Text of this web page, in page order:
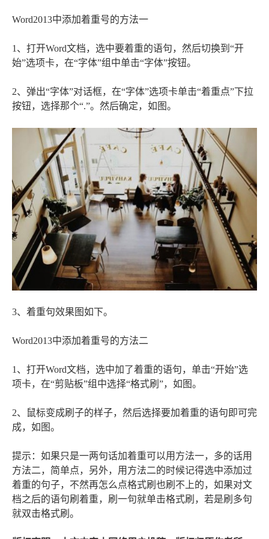
Word2013中添加着重号的方法一
1、打开Word文档，选中要着重的语句，然后切换到“开
始”选项卡，在“字体”组中单击“字体”按钮。
2、弹出“字体”对话框，在“字体”选项卡单击“着重点”下拉
按钮，选择那个“.”。然后确定，如图。
3、着重句效果图如下。
Word2013中添加着重号的方法二
1、打开Word文档，选中加了着重的语句，单击“开始”选
项卡，在“剪贴板”组中选择“格式刷”，如图。
2、鼠标变成刷子的样子，然后选择要加着重的语句即可完
成，如图。
提示：如果只是一两句话加着重可以用方法一，多的话用
方法二，简单点，另外，用方法二的时候记得选中添加过
着重的句子，不然再怎么点格式刷也刷不上的，如果对文
档之后的语句刷着重，刷一句就单击格式刷，若是刷多句
就双击格式刷。